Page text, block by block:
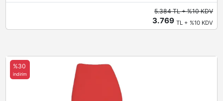
5.384 TL + %10 KDV
3.769TL + %10 KDV
%30
indirim